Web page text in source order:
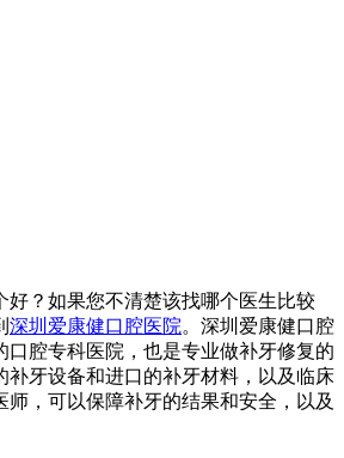
？如果您不清楚该找哪个医生比较
深圳爱康健口腔医院。深圳爱康健口腔
口腔专科医院，也是专业做补牙修复的
补牙设备和进口的补牙材料，以及临床
师，可以保障补牙的结果和安全，以及